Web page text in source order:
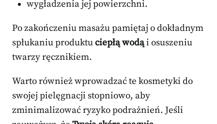
wygładzenia jej powierzchni.
Po zakończeniu masażu pamiętaj o dokładnym
spłukaniu produktuciepłą wodąi osuszeniu
twarzy ręcznikiem.
Warto również wprowadzać te kosmetyki do
swojej pielęgnacji stopniowo, aby
zminimalizować ryzyko podrażnień. Jeśli